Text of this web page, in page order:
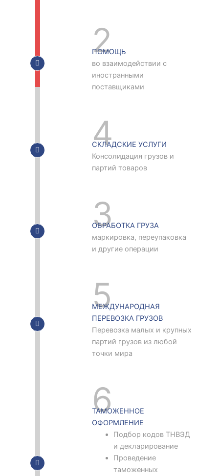
2
ПОМОЩЬ
во взаимодействии с
иностранными
поставщиками
4
СКЛАДСКИЕ УСЛУГИ
Консолидация грузов и
партий товаров
3
ОБРАБОТКА ГРУЗА
маркировка, переупаковка
и другие операции
5
МЕЖДУНАРОДНАЯ
ПЕРЕВОЗКА ГРУЗОВ
Перевозка малых и крупных
партий грузов из любой
точки мира
6
ТАМОЖЕННОЕ
ОФОРМЛЕНИЕ
Подбор кодов ТНВЭД
и декларирование
Проведение
таможенных